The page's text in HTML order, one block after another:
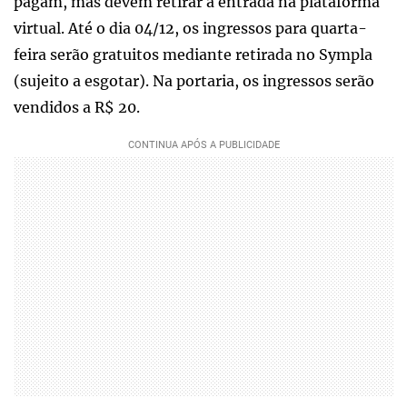
virtual. Até o dia 04/12, os ingressos para quarta-
feira serão gratuitos mediante retirada no Sympla
(sujeito a esgotar). Na portaria, os ingressos serão
vendidos a R$ 20.